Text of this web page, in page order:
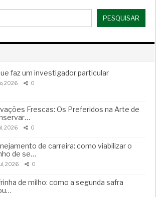
PESQUISAR
faz um investigador particular
2026 0
Frescas: Os Preferidos na Arte de
2026 0
de carreira: como viabilizar o
de se…
2026 0
de milho: como a segunda safra